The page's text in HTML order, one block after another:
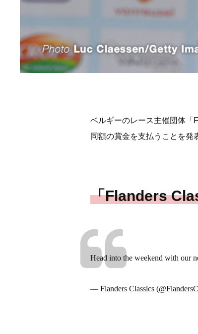
ベルギーのレース主催団体「
同額の賞金を支払うことを発
「Flanders
Head into the weekend with our
— Flanders Classics